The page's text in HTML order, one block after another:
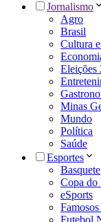
Jornalismo
Agro
Brasil
Cultura
Eleições
Minas
Mundo
Política
Saúde
Esportes
Basquete
Copa do
eSports